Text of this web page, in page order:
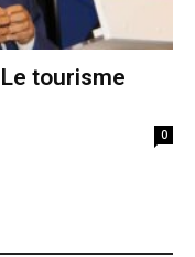
Le tourisme
0